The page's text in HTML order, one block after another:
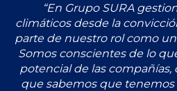
“En Grupo SURA
climáticos desde la
parte de nuestro rol como
Somos conscientes de lo
potencial de las
que sabemos que tenemos